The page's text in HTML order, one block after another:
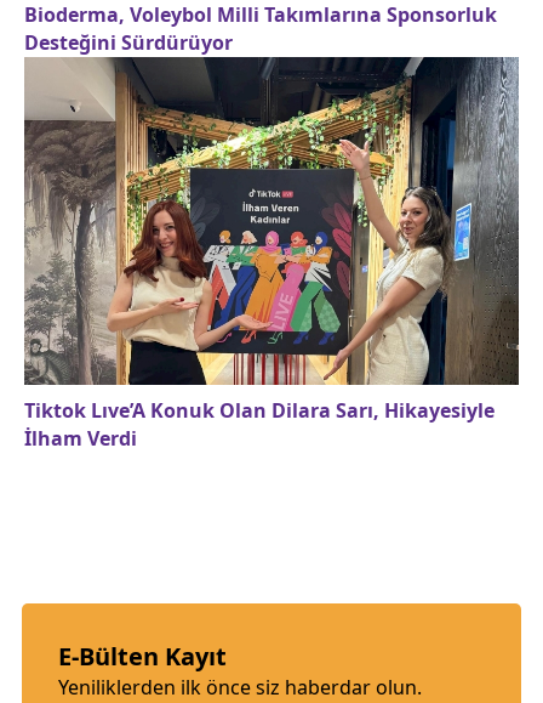
Bioderma, Voleybol Milli Takımlarına Sponsorluk
Desteğini Sürdürüyor
Tiktok Lıve’A Konuk Olan Dilara Sarı, Hikayesiyle
İlham Verdi
E-Bülten Kayıt
Yeniliklerden ilk önce siz haberdar olun.